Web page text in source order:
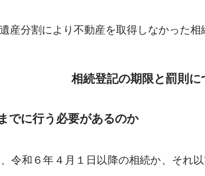
産分割により不動産を取得しなかった相
相続登記の期限と罰則に
でに行う必要があるのか
令和６年４月１日以降の相続か、それ